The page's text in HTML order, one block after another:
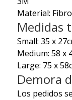
Material:
Medidas
Small: 35 x
Medium: 58 x
Large: 75 x
Demora
Los pedidos